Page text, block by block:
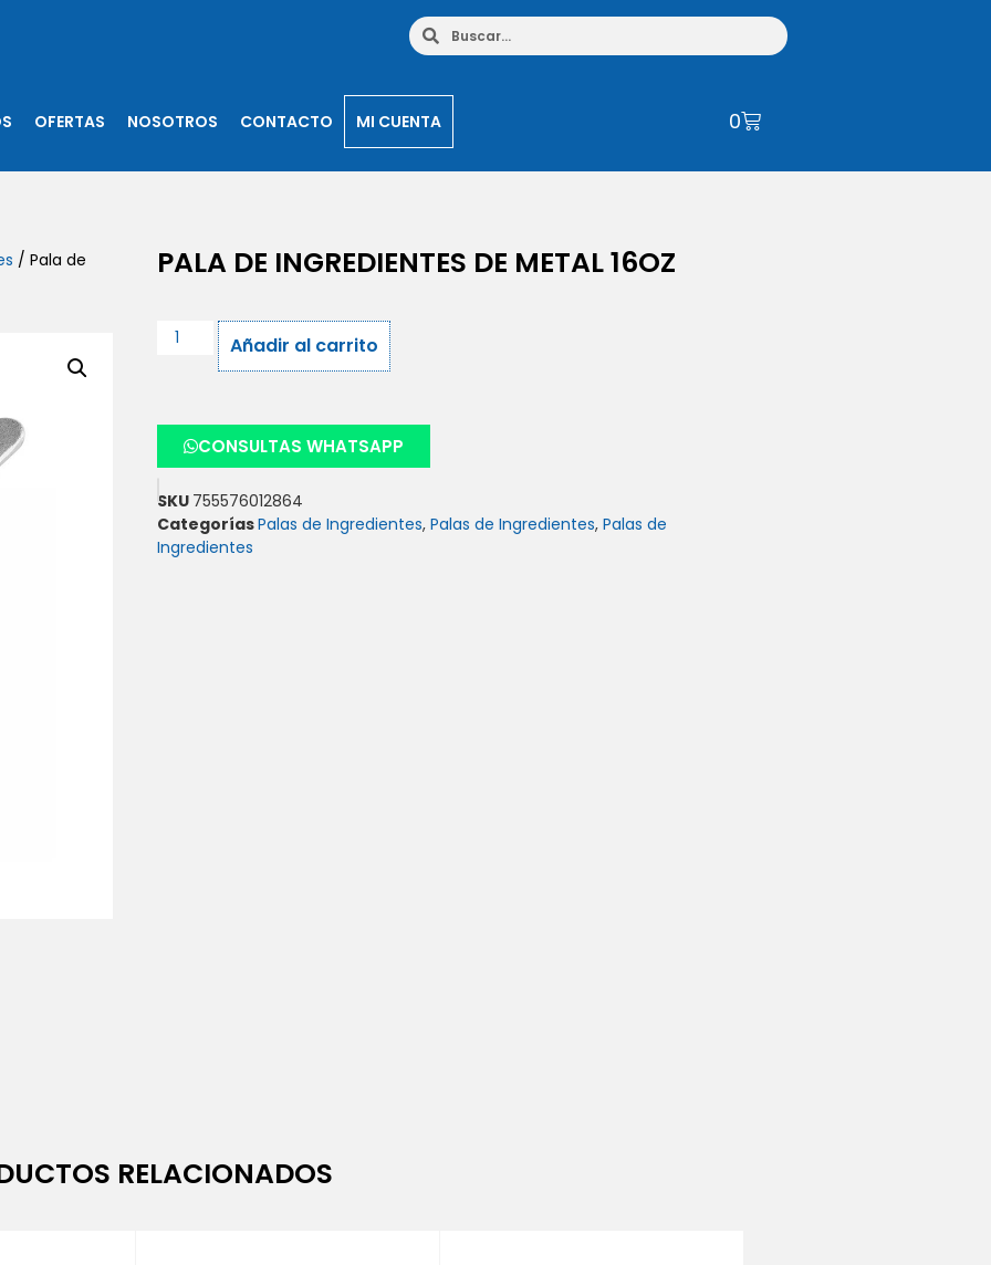
OFERTAS NOSOTROS CONTACTO MI CUENTA 0
/ Pala de PALA DE INGREDIENTES DE METAL 16OZ
Añadir al carrito
CONSULTAS WHATSAPP
SKU 755576012864
CategoríasPalas de Ingredientes, Palas de Ingredientes, Palas de
Ingredientes
RELACIONADOS